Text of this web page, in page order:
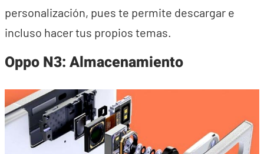
personalización, pues te permite descargar e
incluso hacer tus propios temas.
Oppo N3: Almacenamiento